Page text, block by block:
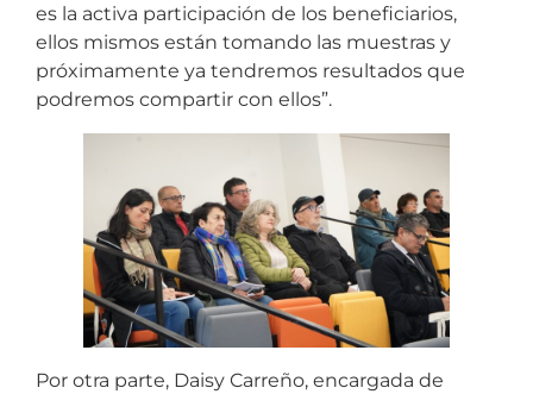
es la activa participación de los beneficiarios,
ellos mismos están tomando las muestras y
próximamente ya tendremos resultados que
podremos compartir con ellos”.
Por otra parte, Daisy Carreño, encargada de